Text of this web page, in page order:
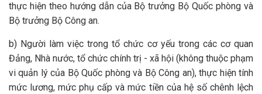
thực hiện theo hướng dẫn của Bộ trưởng Bộ Quốc phòng và
Bộ trưởng Bộ Công an.
b) Người làm việc trong tổ chức cơ yếu trong các cơ quan
Đảng, Nhà nước, tổ chức chính trị - xã hội (không thuộc phạm
vi quản lý của Bộ Quốc phòng và Bộ Công an), thực hiện tính
mức lương, mức phụ cấp và mức tiền của hệ số chênh lệch